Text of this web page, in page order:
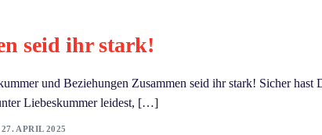
seid ihr stark!
und Beziehungen Zusammen seid ihr stark! Sicher hast
Liebeskummer leidest, […]
27. APRIL 2025